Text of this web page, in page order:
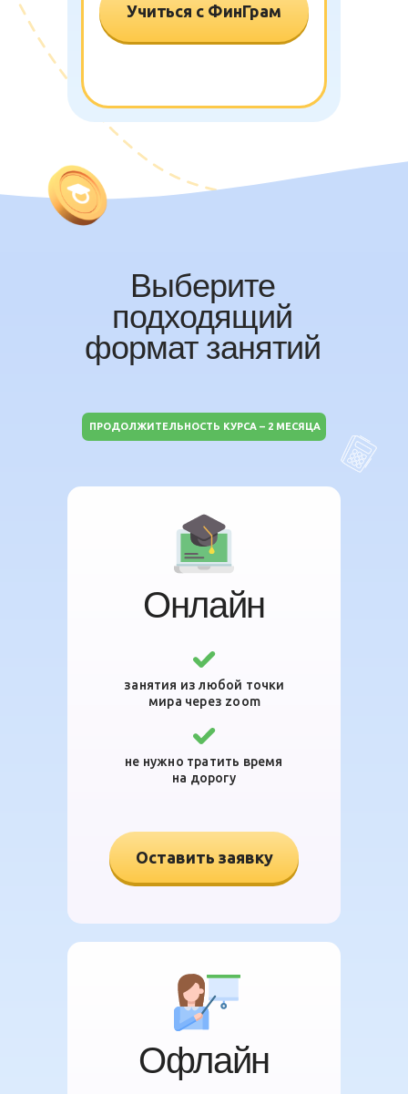
Учиться с ФинГрам
Выберите
подходящий
формат занятий
ПРОДОЛЖИТЕЛЬНОСТЬ КУРСА – 2 МЕСЯЦА
Онлайн
занятия из любой точки
мира через zoom
не нужно тратить время
на дорогу
Оставить заявку
Офлайн